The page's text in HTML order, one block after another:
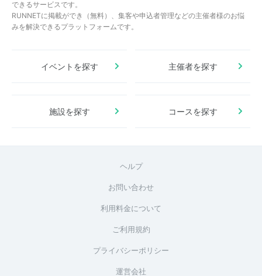
できるサービスです。
RUNNETに掲載ができ（無料）、集客や申込者管理などの主催者様のお悩
みを解決できるプラットフォームです。
イベントを探す 主催者を探す
施設を探す コースを探す
ヘルプ
お問い合わせ
利用料金について
ご利用規約
プライバシーポリシー
運営会社